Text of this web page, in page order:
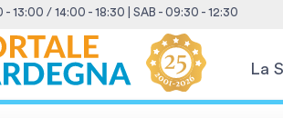
- 13:00 / 14:00 - 18:30 | SAB - 09:30 - 12:30
La